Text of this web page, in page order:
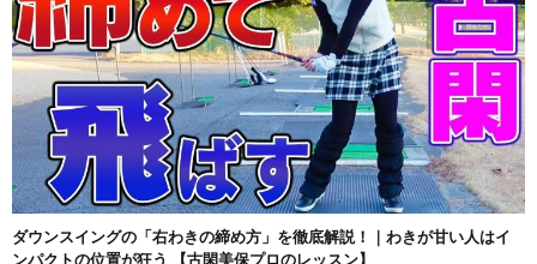
ダウンスイングの「右わきの締め方」を徹底解説！｜わきが甘い人はイ
ンパクトの位置が狂う 【古閑美保プロのレッスン】